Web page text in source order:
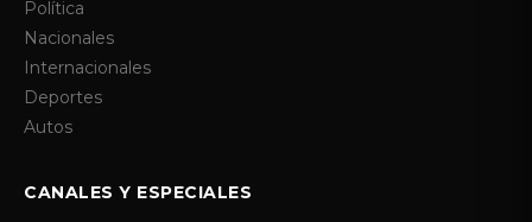
Política
Nacionales
Internacionales
Deportes
Autos
CANALES Y ESPECIALES